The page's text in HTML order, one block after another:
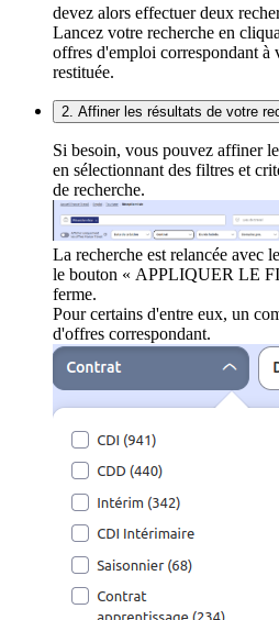
devez alors effectuer deux
Lancez votre recherche en
offres d'emploi correspondant à
restituée.
2. Affiner les résultats de votre
Si besoin, vous pouvez affiner
en sélectionnant des filtres et
de recherche.
La recherche est relancée avec
le bouton « APPLIQUER LE
ferme.
Pour certains d'entre eux, un
d'offres correspondant.